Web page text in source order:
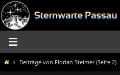
Zum
Inhalt
springen
HomeBeiträge von Florian Steimer(Seite 2)